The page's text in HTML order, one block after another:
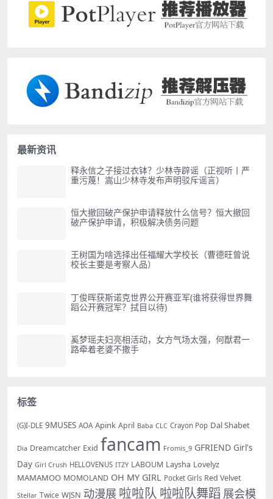
最新资讯
释永信之子接过衣钵？少林寺辟谣（正视听丨严
重污蔑！嵩山少林寺发布声明驳斥谣言）
恒大撤回破产保护申请释放什么信号？恒大撤回
破产保护申请，积极解决债务问题
王树国为啥选择出任福耀大学校长（曹德旺曾说
校长主要是考察人品）
丁俊晖获斯诺克世界公开赛亚军(谁将获得世界舞
蹈公开赛冠军？拭目以待)
奚梦瑶夫妇亮相活动，女方气场太强，何猷君一
路牵着老婆不撒手
标签
(G)I-DLE 9MUSES AOA Apink April Baba CLC Crayon Pop Dal Shabet
Dia Dreamcatcher Exid fancam Fromis_9 GFRIEND Girl's
Day Girl Crush HELLOVENUS ITZY LABOUM Laysha Lovelyz
MAMAMOO MOMOLAND OH MY GIRL Pocket Girls Red Velvet
Stellar Twice WJSN 动漫展 啦啦队 啦啦队舞蹈 展会模